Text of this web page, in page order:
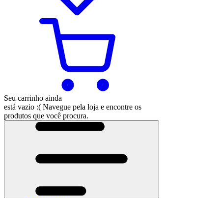
Seu carrinho ainda
está vazio :( Navegue pela loja e encontre os
produtos que você procura.